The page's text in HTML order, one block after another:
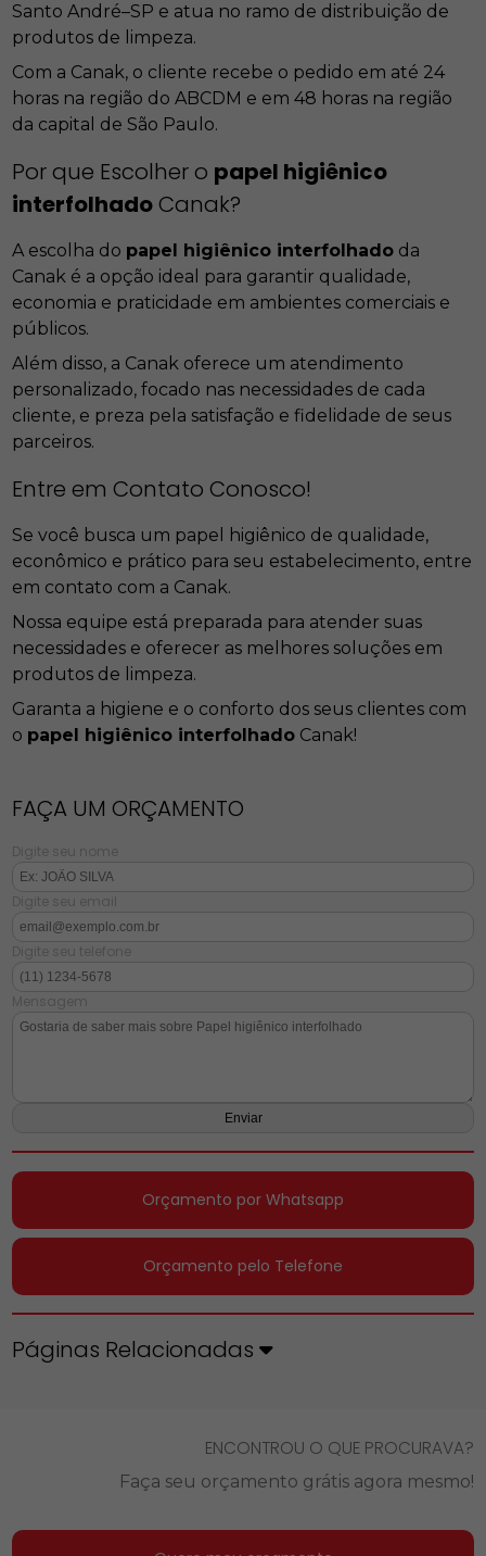
Santo André–SP e atua no ramo de distribuição de
produtos de limpeza.
Com a Canak, o cliente recebe o pedido em até 24
horas na região do ABCDM e em 48 horas na região
da capital de São Paulo.
Por que Escolher o papel higiênico
interfolhadoCanak?
A escolha do papel higiênico interfolhado da
Canak é a opção ideal para garantir qualidade,
economia e praticidade em ambientes comerciais e
públicos.
Além disso, a Canak oferece um atendimento
personalizado, focado nas necessidades de cada
cliente, e preza pela satisfação e fidelidade de seus
parceiros.
Entre em Contato Conosco!
Se você busca um papel higiênico de qualidade,
econômico e prático para seu estabelecimento, entre
em contato com a Canak.
Nossa equipe está preparada para atender suas
necessidades e oferecer as melhores soluções em
produtos de limpeza.
Garanta a higiene e o conforto dos seus clientes com
o papel higiênico interfolhado Canak!
FAÇA UM ORÇAMENTO
Digite seu nome
Digite seu email
Digite seu telefone
Mensagem
Orçamento por Whatsapp
Orçamento pelo Telefone
Páginas Relacionadas
ENCONTROU O QUE PROCURAVA?
Faça seu orçamento grátis agora mesmo!